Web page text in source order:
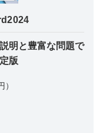
明と豊富な問題で
版